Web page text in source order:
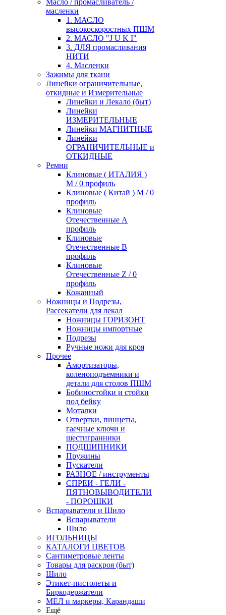
Масло / промасливатель /
масленки
1. МАСЛО
высокоскоростных ПШМ
2. МАСЛО "J U K I"
3. ДЛЯ промасливания
НИТИ
4. Масленки
Зажимы для ткани
Линейки ограничительные,
откидные и Измерительные
Линейки и Лекало (быт)
Линейки
ИЗМЕРИТЕЛЬНЫЕ
Линейки МАГНИТНЫЕ
Линейки
ОГРАНИЧИТЕЛЬНЫЕ и
ОТКИДНЫЕ
Ремни
Клиновые ( ИТАЛИЯ )
М / 0 профиль
Клиновые ( Китай ) М / 0
профиль
Клиновые
Отечественные А
профиль
Клиновые
Отечественные В
профиль
Клиновые
Отечественные Z / 0
профиль
Кожанный
Ножницы и Подрезы,
Рассекатели для лекал
Ножницы ГОРИЗОНТ
Ножницы импортные
Подрезы
Ручные ножи для кроя
Прочее
Амортизаторы,
коленоподъемники и
детали для столов ПШМ
Бобиностойки и стойки
под бейку
Моталки
Отвертки, пинцеты,
гаечные ключи и
шестигранники
ПОДШИПНИКИ
Пружины
Пускатели
РАЗНОЕ / инструменты
СПРЕИ - ГЕЛИ -
ПЯТНОВЫВОДИТЕЛИ
- ПОРОШКИ
Вспарыватели и Шило
Вспарыватели
Шило
ИГОЛЬНИЦЫ
КАТАЛОГИ ЦВЕТОВ
Сантиметровые ленты
Товары для раскроя (быт)
Шило
Этикет-пистолеты и
Биркодержатели
МЕЛ и маркеры, Карандаши
Ещё